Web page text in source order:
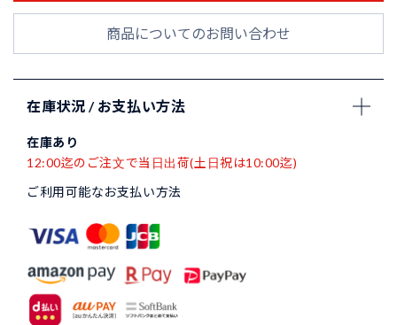
商品についてのお問い合わせ
在庫状況 / お支払い方法
在庫あり
12:00迄のご注文で当日出荷(土日祝は10:00迄)
ご利用可能なお支払い方法